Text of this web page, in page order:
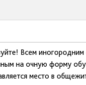
Всем
на очную форму
место в